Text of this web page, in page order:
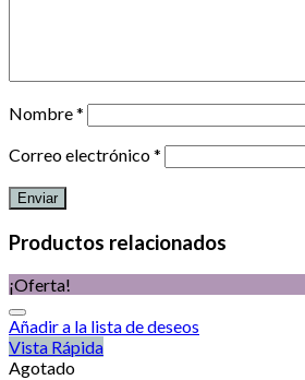
Nombre*
Correo electrónico*
Productos relacionados
¡Oferta!
Añadir a la lista de deseos
Vista Rápida
Agotado